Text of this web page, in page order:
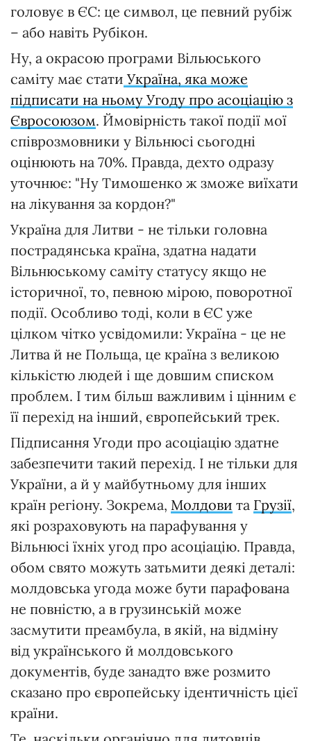
головує в ЄС: це символ, це певний рубіж
– або навіть Рубікон.
Ну, а окрасою програми Вільюського
саміту має стати Україна, яка може
підписати на ньому Угоду про асоціацію з
Євросоюзом. Ймовірність такої події мої
співрозмовники у Вільнюсі сьогодні
оцінюють на 70%. Правда, дехто одразу
уточнює: "Ну Тимошенко ж зможе виїхати
на лікування за кордон?"
Україна для Литви - не тільки головна
пострадянська країна, здатна надати
Вільнюському саміту статусу якщо не
історичної, то, певною мірою, поворотної
події. Особливо тоді, коли в ЄС уже
цілком чітко усвідомили: Україна - це не
Литва й не Польща, це країна з великою
кількістю людей і ще довшим списком
проблем. І тим більш важливим і цінним є
її перехід на інший, європейський трек.
Підписання Угоди про асоціацію здатне
забезпечити такий перехід. І не тільки для
України, а й у майбутньому для інших
країн регіону. Зокрема, Молдови та Грузії,
які розраховують на парафування у
Вільнюсі їхніх угод про асоціацію. Правда,
обом свято можуть затьмити деякі деталі:
молдовська угода може бути парафована
не повністю, а в грузинській може
засмутити преамбула, в якій, на відміну
від українського й молдовського
документів, буде занадто вже розмито
сказано про європейську ідентичність цієї
країни.